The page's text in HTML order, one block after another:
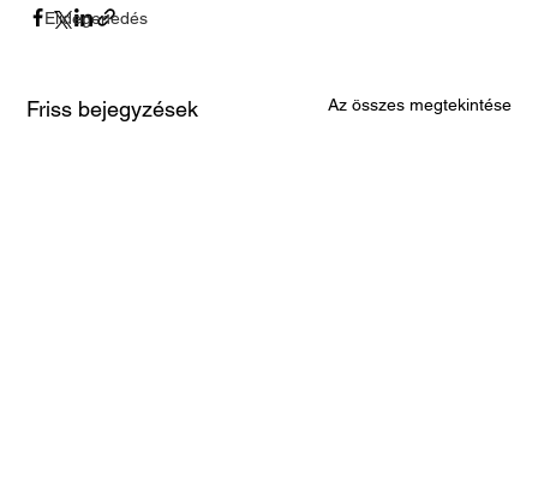
Elidegenedés
Friss bejegyzések Az összes megtekintése